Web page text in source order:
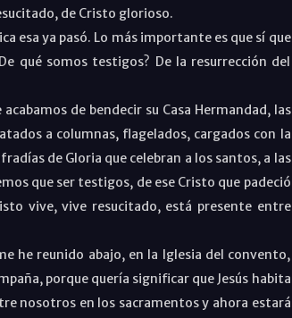
de Cristo glorioso.
esa ya pasó. Lo más importante es que sí que
qué somos testigos? De la resurrección del
de bendecir su Casa Hermandad, las
a columnas, flagelados, cargados con la
de Gloria que celebran a los santos, a las
que ser testigos, de ese Cristo que padeció
vive, vive resucitado, está presente entre
he reunido abajo, en la Iglesia del convento,
porque quería significar que Jesús habita
nosotros en los sacramentos y ahora estará